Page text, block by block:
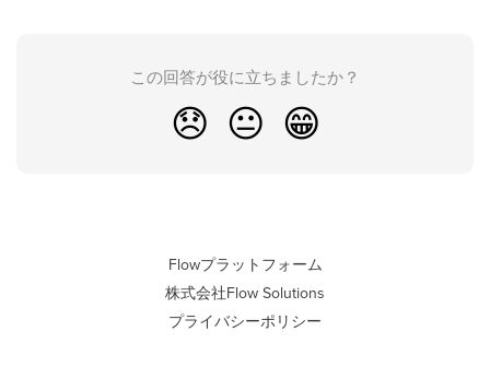
この回答が役に立ちましたか？
😞 😐 😁
Flowプラットフォーム
株式会社Flow Solutions
プライバシーポリシー